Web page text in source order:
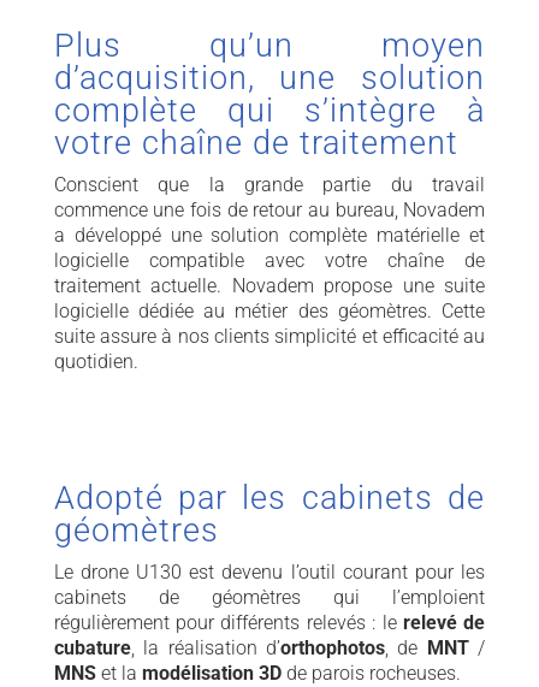
Plus qu’un moyen
d’acquisition, une solution
complète qui s’intègre à
votre chaîne de traitement
Conscient que la grande partie du travail
commence une fois de retour au bureau, Novadem
a développé une solution complète matérielle et
logicielle compatible avec votre chaîne de
traitement actuelle. Novadem propose une suite
logicielle dédiée au métier des géomètres. Cette
suite assure à nos clients simplicité et efficacité au
quotidien.
Adopté par les cabinets de
géomètres
Le drone U130 est devenu l’outil courant pour les
cabinets de géomètres qui l’emploient
régulièrement pour différents relevés : le relevé de
cubature, la réalisation d’orthophotos, de MNT/
MNSet la modélisation 3Dde parois rocheuses.